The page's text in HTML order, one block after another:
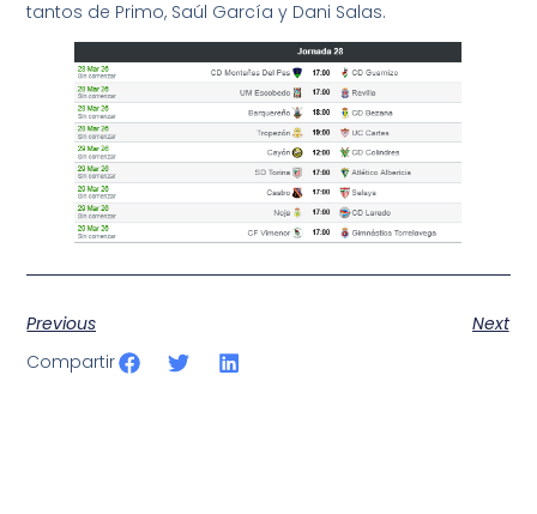
tantos de Primo, Saúl García y Dani Salas.
Previous
Next
Compartir